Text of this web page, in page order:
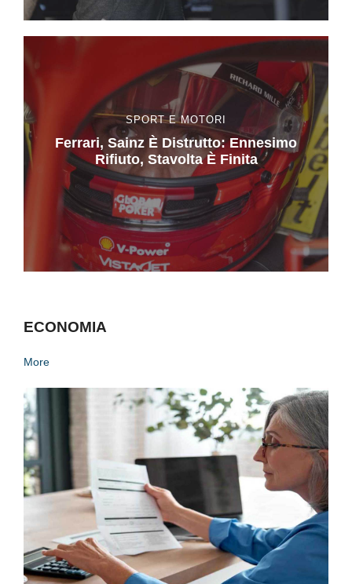
SPORT E MOTORI
Ferrari, Sainz È Distrutto: Ennesimo
Rifiuto, Stavolta È Finita
ECONOMIA
More